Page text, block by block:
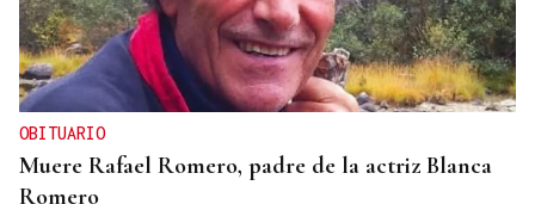
OBITUARIO
Muere Rafael Romero, padre de la actriz Blanca
Romero